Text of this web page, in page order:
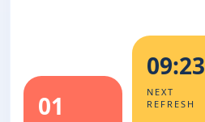
01
09:23
NEXT
REFRESH